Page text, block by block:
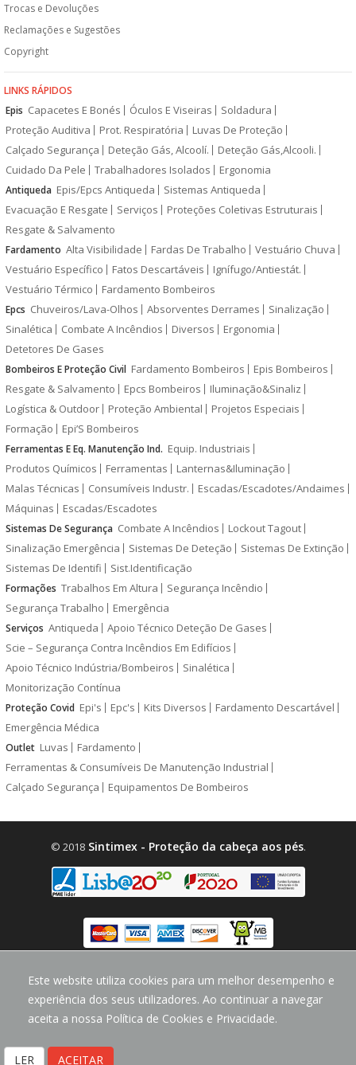
Este website utiliza cookies para um melhor desempenho e
experiência dos seus utilizadores. Ao continuar a navegar
aceita a nossa Política de Cookies e Privacidade.
LER ACEITAR
Trocas e Devoluções
Reclamações e Sugestões
Copyright
LINKS RÁPIDOS
Epis Capacetes E Bonés Óculos E Viseiras
Soldadura
Proteção Auditiva
Prot. Respiratória
Luvas De Proteção
Calçado Segurança
Deteção Gás, Alcoolí.
Deteção Gás,Alcooli.
Cuidado Da Pele
Trabalhadores Isolados Ergonomia
Antiqueda Epis/Epcs Antiqueda
Sistemas Antiqueda
Evacuação E Resgate
Serviços
Proteções Coletivas Estruturais
Resgate & Salvamento
Fardamento Alta Visibilidade Fardas De Trabalho
Vestuário Chuva
Vestuário Específico
Fatos Descartáveis
Ignífugo/Antiestát.
Vestuário Térmico
Fardamento Bombeiros
Epcs Chuveiros/Lava-Olhos Absorventes Derrames
Sinalização
Sinalética
Combate A Incêndios Diversos
Ergonomia
Detetores De Gases
Bombeiros E Proteção Civil Fardamento Bombeiros
Epis Bombeiros
Resgate & Salvamento
Epcs Bombeiros
Iluminação&Sinaliz
Logística & Outdoor
Proteção Ambiental
Projetos Especiais
Formação
Epi’S Bombeiros
Ferramentas E Eq. Manutenção Ind. Equip. Industriais
Produtos Químicos
Ferramentas
Lanternas&Iluminação
Malas Técnicas
Consumíveis Industr.
Escadas/Escadotes/Andaimes
Máquinas
Escadas/Escadotes
Sistemas De Segurança Combate A Incêndios
Lockout Tagout
Sinalização Emergência
Sistemas De Deteção
Sistemas De Extinção
Sistemas De Identifi
Sist.Identificação
Formações Trabalhos Em Altura
Segurança Incêndio
Segurança Trabalho
Emergência
Serviços Antiqueda
Apoio Técnico Deteção De Gases
Scie – Segurança Contra Incêndios Em Edifícios
Apoio Técnico Indústria/Bombeiros
Sinalética
Monitorização Contínua
Proteção Covid Epi's Epc's Kits Diversos
Fardamento Descartável
Emergência Médica
Outlet Luvas
Fardamento
Ferramentas & Consumíveis De Manutenção Industrial
Calçado Segurança
Equipamentos De Bombeiros
© 2018Sintimex - Proteção da cabeça aos pés.
design byCodeMind.PT
Parceiro Digital desde 2018 Top 5% PME